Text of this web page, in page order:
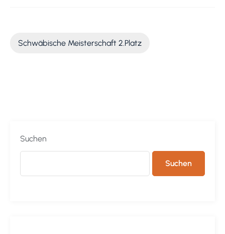
Schwäbische Meisterschaft 2.Platz
Suchen
Suchen